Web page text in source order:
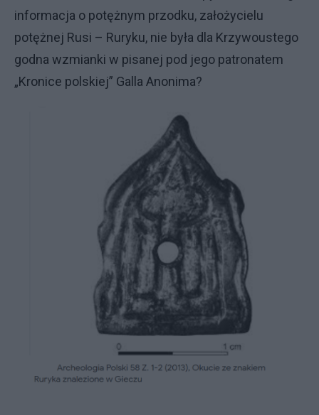
informacja o potężnym przodku, założycielu
potężnej Rusi – Ruryku, nie była dla Krzywoustego
godna wzmianki w pisanej pod jego patronatem
„Kronice polskiej” Galla Anonima?